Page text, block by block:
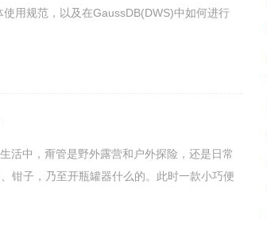
用规范，以及在GaussDB(DWS)中如何进行
活中，甭管是野外露营和户外探险，还是日常
钳子，乃至开瓶罐器什么的。此时一款小巧便